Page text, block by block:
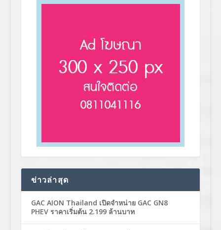
ข่าวล่าสุด
GAC AION Thailand เปิดจำหน่าย GAC GN8
PHEV ราคาเริ่มต้น 2.199 ล้านบาท